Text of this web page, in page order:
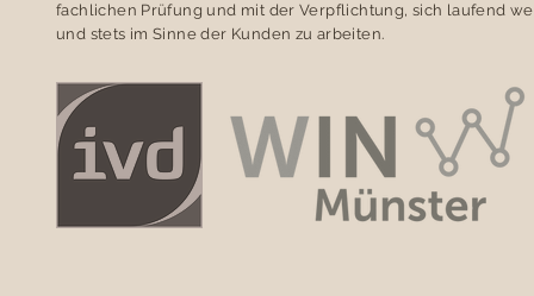
fachlichen Prüfung und mit der Verpflichtung, sich laufend
und stets im Sinne der Kunden zu arbeiten.